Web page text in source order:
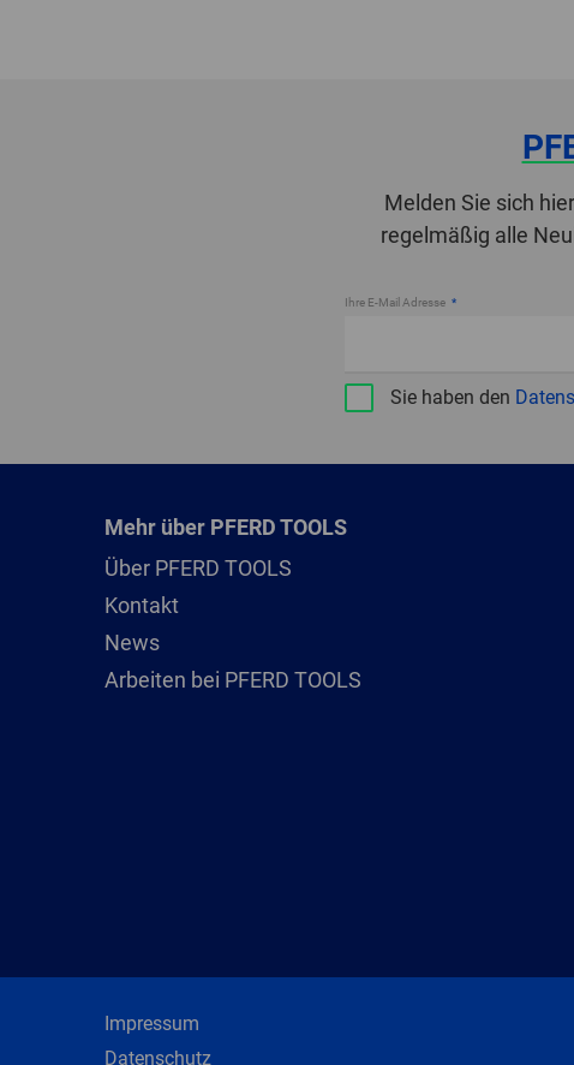
Melden Sie sich
regelmäßig alle
Ihre E-Mail Adresse
Sie haben den
Mehr über PFERD TOOLS
Über PFERD TOOLS
Kontakt
News
Arbeiten bei PFERD TOOLS
Impressum
Datenschutz